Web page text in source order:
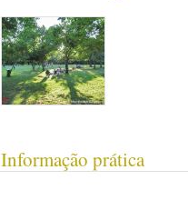
Informação prática